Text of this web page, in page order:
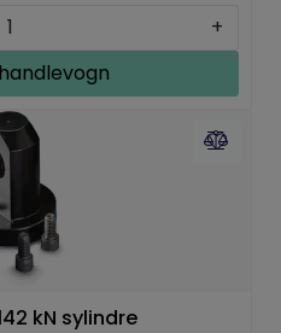
+
kN sylindre